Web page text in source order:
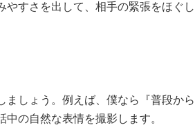
やすさを出して、相手の緊張をほぐし
ましょう。例えば、僕なら『普段から
の自然な表情を撮影します。